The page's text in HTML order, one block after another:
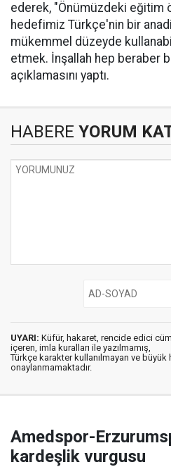
ederek, "Önümüzdeki eğitim
hedefimiz Türkçe'nin bir
mükemmel düzeyde
etmek. İnşallah hep beraber
açıklamasını yaptı.
HABERE YORUM
UYARI: Küfür, hakaret, rencide edici
içeren, imla kuralları ile yazılmamış,
Türkçe karakter kullanılmayan ve büyük
onaylanmamaktadır.
Amedspor-
kardeşlik vurgusu